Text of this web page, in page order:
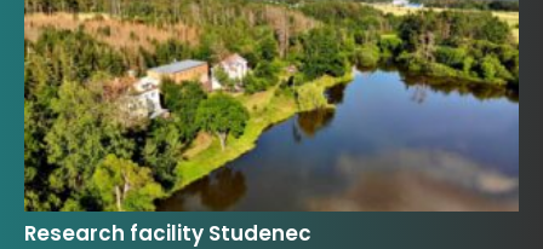
Research facility Studenec